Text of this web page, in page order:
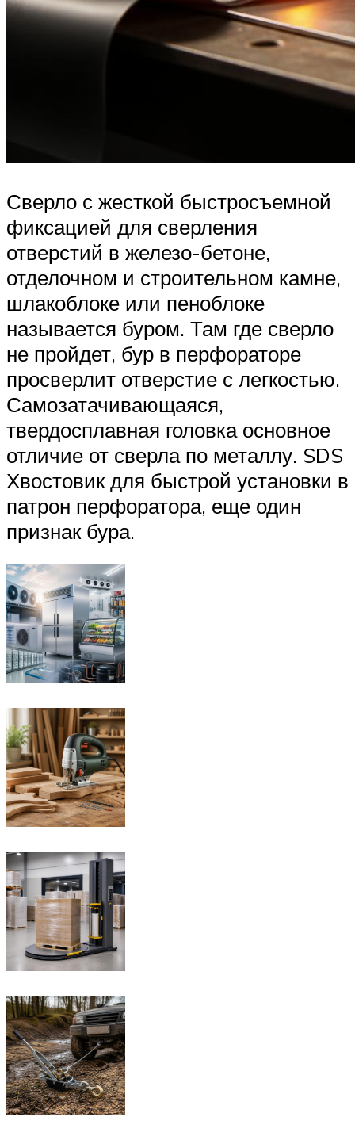
Сверло с жесткой быстросъемной
фиксацией для сверления
отверстий в железо-бетоне,
отделочном и строительном камне,
шлакоблоке или пеноблоке
называется буром. Там где сверло
не пройдет, бур в перфораторе
просверлит отверстие с легкостью.
Самозатачивающаяся,
твердосплавная головка основное
отличие от сверла по металлу. SDS
Хвостовик для быстрой установки в
патрон перфоратора, еще один
признак бура.